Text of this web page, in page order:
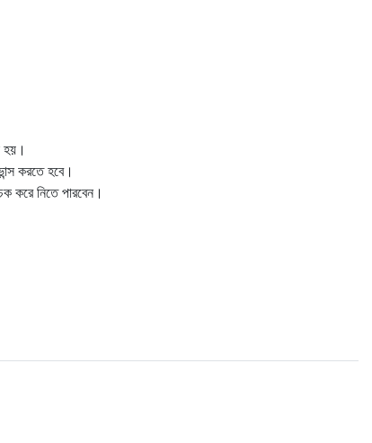
হয়।
করতে হবে।
করে নিতে পারবেন।